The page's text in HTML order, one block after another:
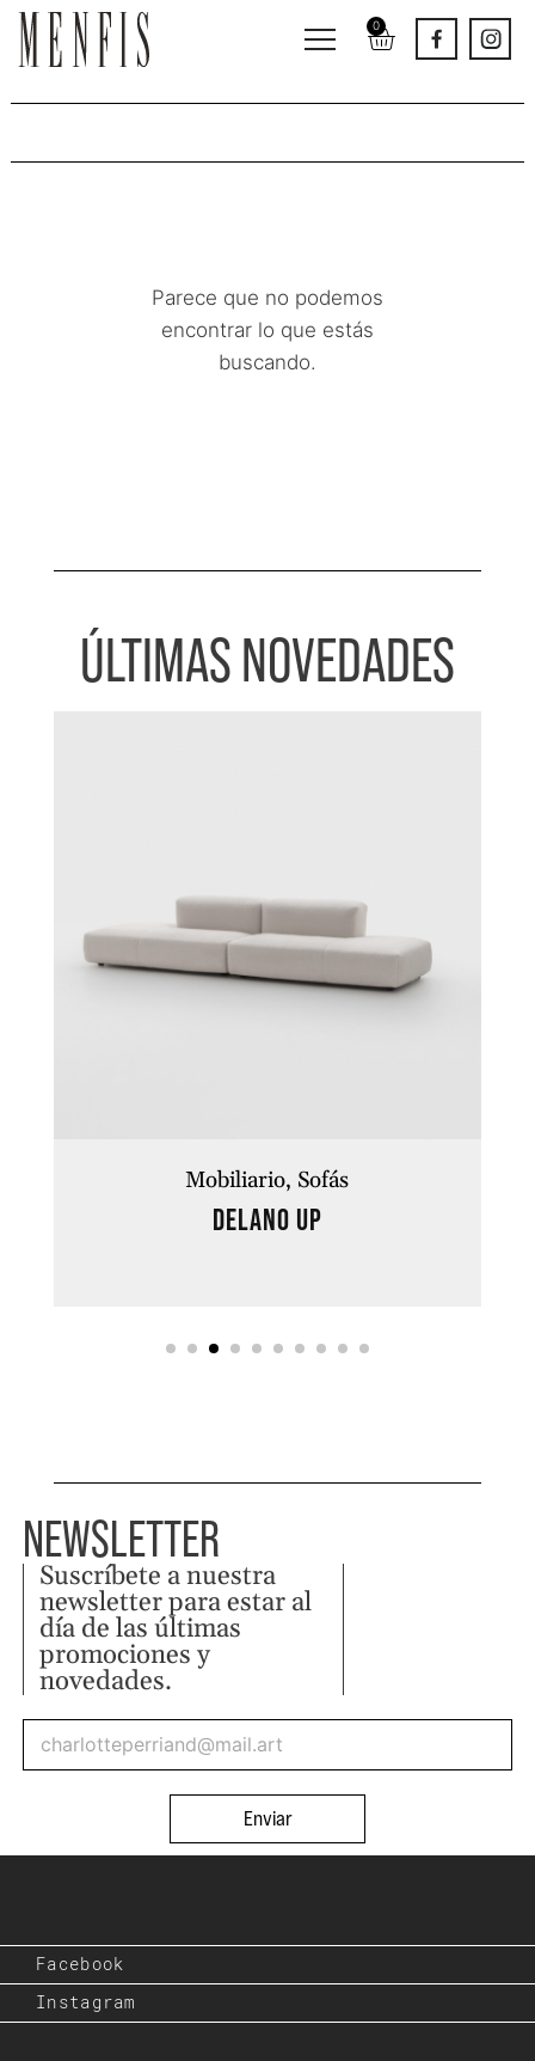
0
Parece que no podemos
encontrar lo que estás
buscando.
ÚLTIMAS NOVEDADES
Mobiliario Sofás
DELANO UP
NEWSLETTER
Suscríbete a nuestra
newsletter para estar al
día de las últimas
promociones y
novedades.
Enviar
Facebook
Instagram